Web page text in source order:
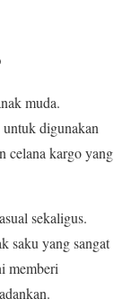
muda.
digunakan
celana kargo yang
sekaligus.
saku yang sangat
memberi